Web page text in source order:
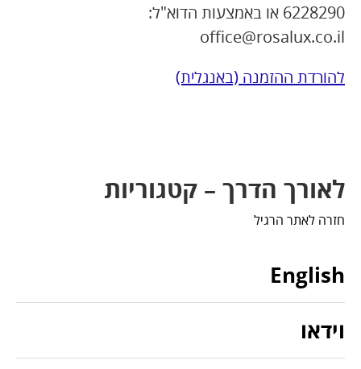
6228290 או באמצעות הדוא"ל:
office@rosalux.co.il
להורדת ההזמנה (באנגלית)
לאורך הדרך – קטגוריות
חזרה לאתר הרגיל
English
וידאו